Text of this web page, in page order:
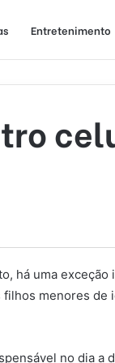
Entretenimento
há uma
menores de
no dia a